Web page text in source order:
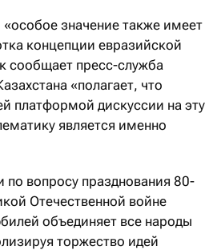
значение также имеет
концепции евразийской
сообщает пресс-служба
«полагает, что
платформой дискуссии на эту
является именно
по вопросу празднования 80-
Отечественной войне
объединяет все народы
торжество идей